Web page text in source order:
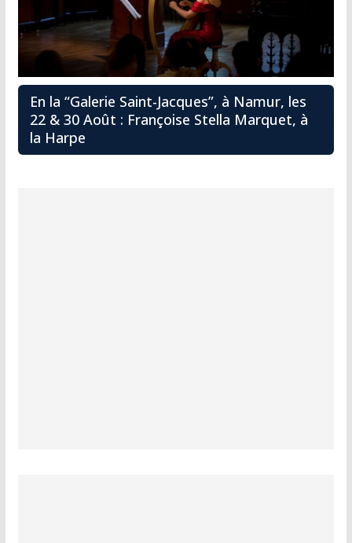
En la “Galerie Saint-Jacques”, à Namur, les
22 & 30 Août : Françoise Stella Marquet, à
la Harpe